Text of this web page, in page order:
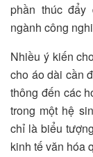
phần thúc đẩy
ngành công
Nhiều ý kiến
cho áo dài cần
thông đến các
trong một hệ
chỉ là biểu
kinh tế văn hóa